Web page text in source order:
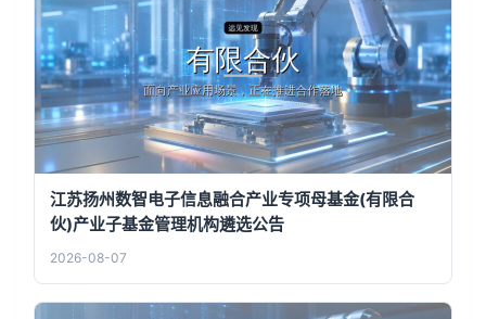
江苏扬州数智电子信息融合产业专项母基金(有限合
伙)产业子基金管理机构遴选公告
2026-08-07